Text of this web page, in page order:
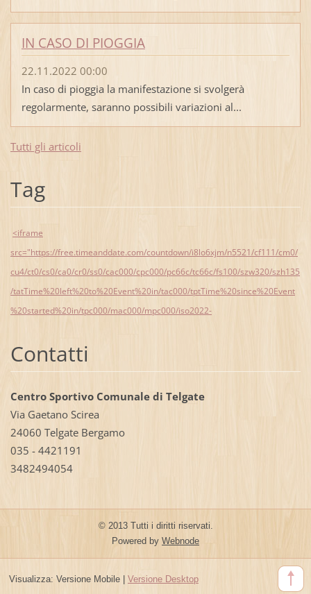
IN CASO DI PIOGGIA
22.11.2022 00:00
In caso di pioggia la manifestazione si svolgerà
regolarmente, saranno possibili variazioni al...
Tutti gli articoli
Tag
<iframe
src="https://free.timeanddate.com/countdown/i8lo6xjm/n5521/cf111/cm0/
cu4/ct0/cs0/ca0/cr0/ss0/cac000/cpc000/pc66c/tc66c/fs100/szw320/szh135
/tatTime%20left%20to%20Event%20in/tac000/tptTime%20since%20Event
%20started%20in/tpc000/mac000/mpc000/iso2022-
Contatti
Centro Sportivo Comunale di Telgate
Via Gaetano Scirea
24060 Telgate Bergamo
035 - 4421191
3482494054
© 2013 Tutti i diritti riservati.
Powered by Webnode
Visualizza: Versione Mobile| Versione Desktop